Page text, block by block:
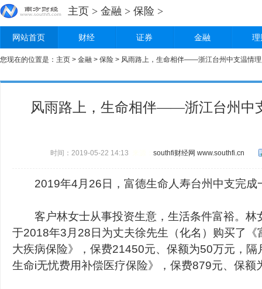
主页 > 金融 > 保险 >
网站首页 财经 证券 金融
您现在的位置是： 主页 > 金融 > 保险 > 风雨路上，生命相伴——浙江台州中支温情
风雨路上，生命相伴——浙江台州中
时间：2019-05-22 14:13 southfi财经网 www.southfi.cn
2019年4月26日，富德生命人寿台州中支完成
客户林女士从事投资生意，生活条件富裕。林
于2018年3月28日为丈夫徐先生（化名）购买了《
大疾病保险》，保费21450元、保额为50万元，隔
生命i无忧费用补偿医疗保险》，保费879元、保额